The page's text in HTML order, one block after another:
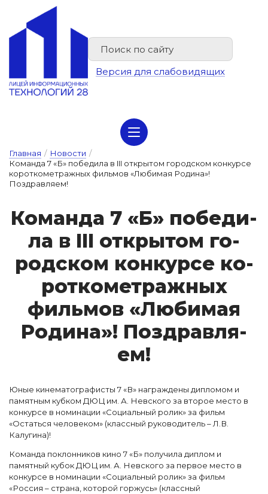
Версия для слабовидящих
Главная / Новости /
Команда 7 «Б» победила в III открытом городском конкурсе
короткометражных фильмов «Любимая Родина»!
Поздравляем!
Ко­ман­да 7 «Б» по­бе­ди­
ла в III от­кры­том го­
род­ском кон­курсе ко­
рот­ко­мет­ражных
филь­мов «Лю­би­мая
Ро­ди­на»! Поз­драв­ля­
ем!
Юные кинематографисты 7 «В» награждены дипломом и
памятным кубком ДЮЦ им. А. Невского за второе место в
конкурсе в номинации «Социальный ролик» за фильм
«Остаться человеком» (классный руководитель – Л.В.
Калугина)!
Команда поклонников кино 7 «Б» получила диплом и
памятный кубок ДЮЦ им. А. Невского за первое место в
конкурсе в номинации «Социальный ролик» за фильм
«Россия – страна, которой горжусь» (классный